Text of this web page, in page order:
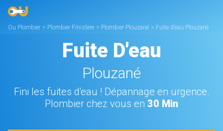
Ou Plombier > Plombier Finistère > Plombier Plouzané > Fuite d’eau Plouzané
Fuite D'eau
Plouzané
Fini les fuites d'eau ! Dépannage en urgence.
Plombier chez vous en 30 Min